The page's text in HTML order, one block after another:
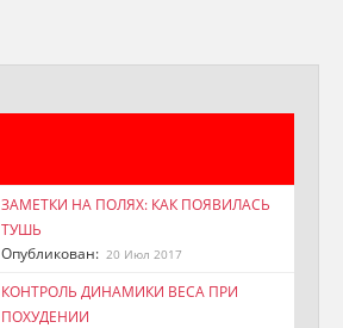
ЗАМЕТКИ НА ПОЛЯХ: КАК ПОЯВИЛАСЬ
ТУШЬ
Опубликован: 20 Июл 2017
КОНТРОЛЬ ДИНАМИКИ ВЕСА ПРИ
ПОХУДЕНИИ